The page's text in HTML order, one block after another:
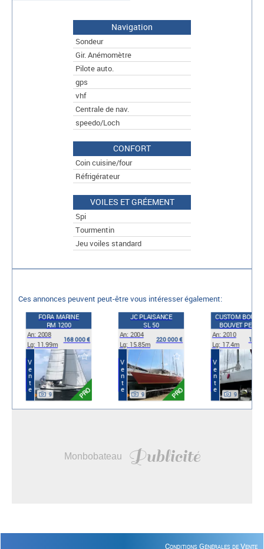
Navigation
Sondeur
Gir. Anémomètre
Pilote auto.
gps
vhf
Centrale de nav.
speedo/Loch
CONFORT
Coin cuisine/four
Réfrigérateur
VOILES ET GRÉEMENT
Spi
Tourmentin
Jeu voiles standard
Ces annonces peuvent peut-être vous intéresser également:
FORA MARINE
RM 1200
An: 2008
Lg: 11.99m
168 000 €
Vente
PRO
9
JC PLAISANCE
SL 50
An: 2004
Lg: 15.85m
220 000 €
Vente
PRO
9
CUSTOM
BOUVET PETIT
An: 2010
Lg: 17.4m
199
Vente
9
Monbobateau Publicité
Conditions Générales de Vente